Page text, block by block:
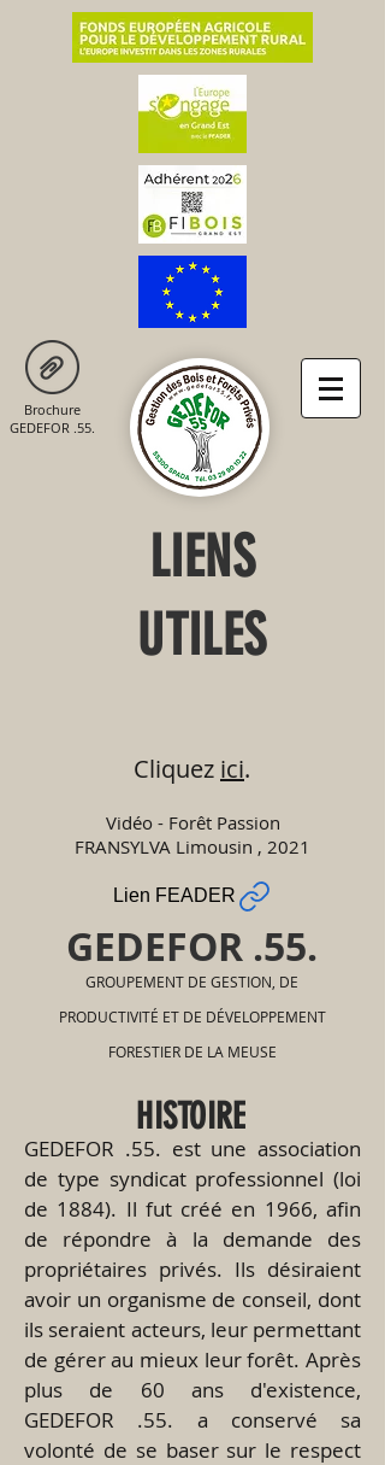
Brochure
GEDEFOR .55.
LIENS
UTILES
Cliquez ici.
Vidéo - Forêt Passion
FRANSYLVA Limousin , 2021
Lien FEADER
GEDEFOR .55.
GROUPEMENT DE GESTION, DE
PRODUCTIVITÉ ET DE DÉVELOPPEMENT
FORESTIER DE LA MEUSE
HISTOIRE
​GEDEFOR .55. est une association
de type syndicat professionnel (loi
de 1884). Il fut créé en 1966, afin
de répondre à la demande des
propriétaires privés. Ils désiraient
avoir un organisme de conseil, dont
ils seraient acteurs, leur permettant
de gérer au mieux leur forêt. Après
plus de 60 ans d'existence,
GEDEFOR .55. a conservé sa
volonté de se baser sur le respect